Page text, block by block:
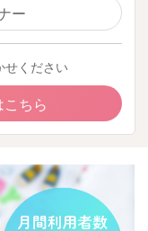
ー
せください
ちら